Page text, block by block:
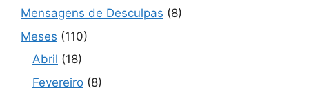
Mensagens de Desculpas (8)
Meses (110)
Abril (18)
Fevereiro (8)